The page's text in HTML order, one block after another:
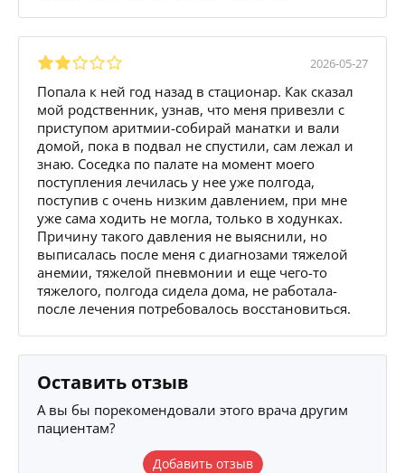
2026-05-27
Попала к ней год назад в стационар. Как сказал
мой родственник, узнав, что меня привезли с
приступом аритмии-собирай манатки и вали
домой, пока в подвал не спустили, сам лежал и
знаю. Соседка по палате на момент моего
поступления лечилась у нее уже полгода,
поступив с очень низким давлением, при мне
уже сама ходить не могла, только в ходунках.
Причину такого давления не выяснили, но
выписалась после меня с диагнозами тяжелой
анемии, тяжелой пневмонии и еще чего-то
тяжелого, полгода сидела дома, не работала-
после лечения потребовалось восстановиться.
Оставить отзыв
А вы бы порекомендовали этого врача другим
пациентам?
Добавить отзыв